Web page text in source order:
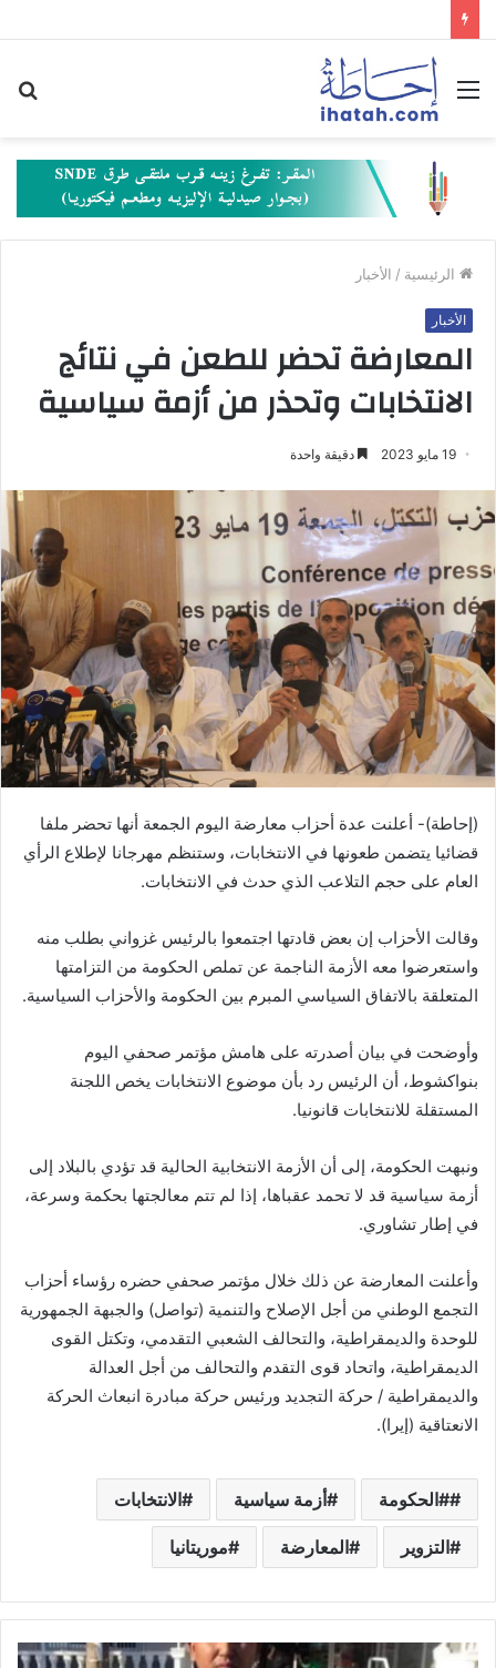
القائمة
الرئيسية / الأخبار
الأخبار
المعارضة تحضر للطعن في نتائج
الانتخابات وتحذر من أزمة سياسية
19 مايو 2023 دقيقة واحدة
(إحاطة)- أعلنت عدة أحزاب معارضة اليوم الجمعة أنها تحضر ملفا
قضائيا يتضمن طعونها في الانتخابات، وستنظم مهرجانا لإطلاع الرأي
العام على حجم التلاعب الذي حدث في الانتخابات.
وقالت الأحزاب إن بعض قادتها اجتمعوا بالرئيس غزواني بطلب منه
واستعرضوا معه الأزمة الناجمة عن تملص الحكومة من التزامتها
المتعلقة بالاتفاق السياسي المبرم بين الحكومة والأحزاب السياسية.
وأوضحت في بيان أصدرته على هامش مؤتمر صحفي اليوم
بنواكشوط، أن الرئيس رد بأن موضوع الانتخابات يخص اللجنة
المستقلة للانتخابات قانونيا.
ونبهت الحكومة، إلى أن الأزمة الانتخابية الحالية قد تؤدي بالبلاد إلى
أزمة سياسية قد لا تحمد عقباها، إذا لم تتم معالجتها بحكمة وسرعة،
في إطار تشاوري.
وأعلنت المعارضة عن ذلك خلال مؤتمر صحفي حضره رؤساء أحزاب
التجمع الوطني من أجل الإصلاح والتنمية (تواصل) والجبهة الجمهورية
للوحدة والديمقراطية، والتحالف الشعبي التقدمي، وتكتل القوى
الديمقراطية، واتحاد قوى التقدم والتحالف من أجل العدالة
والديمقراطية / حركة التجديد ورئيس حركة مبادرة انبعاث الحركة
الانعتاقية (إيرا).
#الحكومة أزمة سياسية الانتخابات
التزوير المعارضة موريتانيا